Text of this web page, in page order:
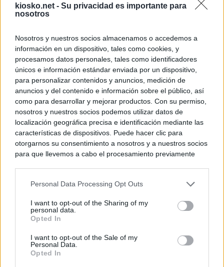
kiosko.net - Su privacidad es importante para
nosotros
Nosotros y nuestros socios almacenamos o accedemos a
información en un dispositivo, tales como cookies, y
procesamos datos personales, tales como identificadores
únicos e información estándar enviada por un dispositivo,
para personalizar contenidos y anuncios, medición de
anuncios y del contenido e información sobre el público, así
como para desarrollar y mejorar productos. Con su permiso,
nosotros y nuestros socios podemos utilizar datos de
localización geográfica precisa e identificación mediante las
características de dispositivos. Puede hacer clic para
otorgarnos su consentimiento a nosotros y a nuestros socios
para que llevemos a cabo el procesamiento previamente
negar su consentimiento. Tenga en cuenta que algún
de su consentimiento, pero usted tiene el derecho de
rechazar tal procesamiento. Sus preferencias se aplicarán
cualquier momento entrando de nuevo en este sitio web o
visitando nuestra política de privacidad.
Personal Data Processing Opt Outs
I want to opt-out of the Sharing of my
personal data.
Opted In
I want to opt-out of the Sale of my
Personal Data.
Opted In